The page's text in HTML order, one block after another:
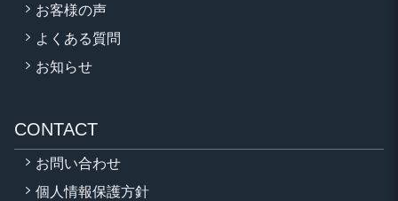
お客様の声
よくある質問
お知らせ
CONTACT
お問い合わせ
個人情報保護方針